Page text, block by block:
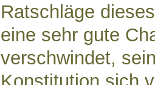
Ratschläge
eine sehr gute
verschwindet,